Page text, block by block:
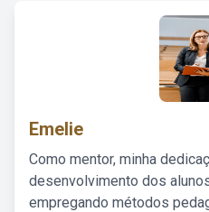
Emelie
Como mentor, minha
desenvolvimento dos
empregando métodos